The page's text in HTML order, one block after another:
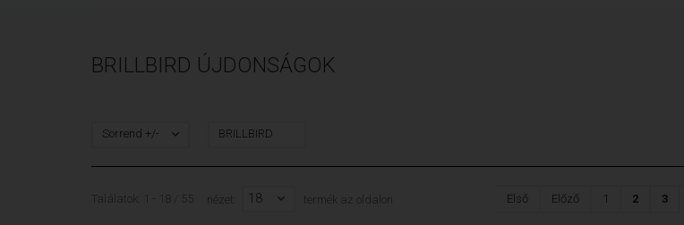
BRILLBIRD ÚJDONSÁGOK
Sorrend +/- BRILLBIRD
Találatok: 1 - 18 / 55 nézet: 18 termék az oldalon Első Előző 1 2 3